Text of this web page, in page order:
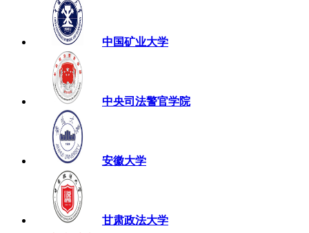
中国矿业大学
中央司法警官学院
安徽大学
甘肃政法大学